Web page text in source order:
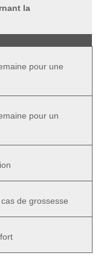
la
pour une
pour un
cas de grossesse